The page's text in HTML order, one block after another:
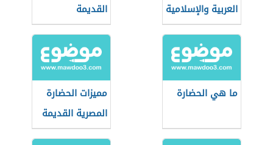
العربية والإسلامية
القديمة
ما هي الحضارة
مميزات الحضارة
المصرية القديمة